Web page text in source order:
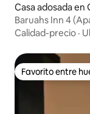
Casa adosada en
Baruahs Inn 4
Calidad-precio ·
Favorito entre
Favorito entre